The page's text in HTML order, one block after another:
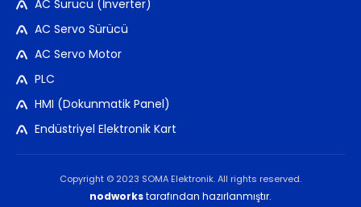
AC Sürücü (İnverter)
AC Servo Sürücü
AC Servo Motor
PLC
HMI (Dokunmatik Panel)
Endüstriyel Elektronik Kart
Copyright © 2023 SOMA Elektronik. All rights reserved.
nodworkstarafından hazırlanmıştır.